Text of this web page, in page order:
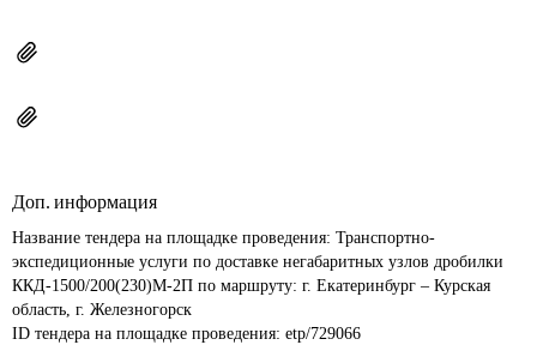
Доп. информация
Название тендера на площадке проведения: Транспортно-
экспедиционные услуги по доставке негабаритных узлов дробилки
ККД-1500/200(230)М-2П по маршруту: г. Екатеринбург – Курская
область, г. Железногорск
ID тендера на площадке проведения: etp/729066